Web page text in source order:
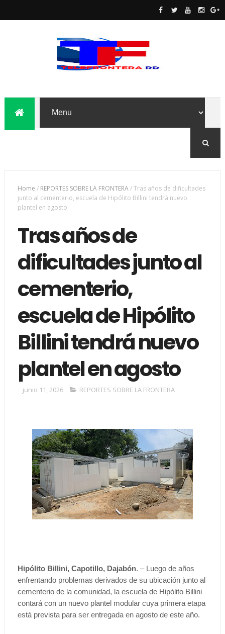
Home / REPORTES SOBRE LA FRONTERA/Tras años de dificultades
junto al cementerio, escuela de Hipólito Billini tendrá nuevo
plantel en agosto
Tras años de
dificultades junto al
cementerio,
escuela de Hipólito
Billini tendrá nuevo
plantel en agosto
junio 11, 2026 REPORTES SOBRE LA FRONTERA
Hipólito Billini, Capotillo, Dajabón. – Luego de años
enfrentando problemas derivados de su ubicación junto al
cementerio de la comunidad, la escuela de Hipólito Billini
contará con un nuevo plantel modular cuya primera etapa
está prevista para ser entregada en agosto de este año.